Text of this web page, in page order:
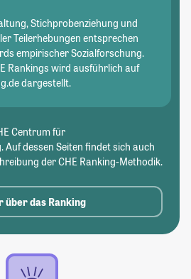
Stichprobenziehung und
Teilerhebungen entsprechen
empirischer Sozialforschung.
Rankings wird ausführlich auf
dargestellt.
Centrum für
dessen Seiten findet sich auch
der CHE Ranking-Methodik.
über das Ranking